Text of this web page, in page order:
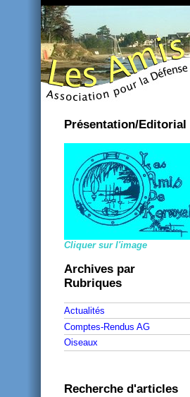
Présentation/Editorial
Cliquer sur l'image
Archives par
Rubriques
Actualités
Comptes-Rendus AG
Oiseaux
Recherche d'articles